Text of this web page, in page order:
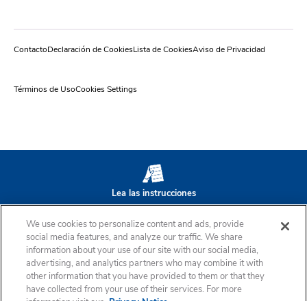
ContactoDeclaración de CookiesLista de CookiesAviso de Privacidad
Términos de UsoCookies Settings
Lea las instrucciones
de este medicamento y
consulte al Farmacéutico
We use cookies to personalize content and ads, provide
social media features, and analyze our traffic. We share
information about your use of our site with our social media,
advertising, and analytics partners who may combine it with
other information that you have provided to them or that they
have collected from your use of their services. For more